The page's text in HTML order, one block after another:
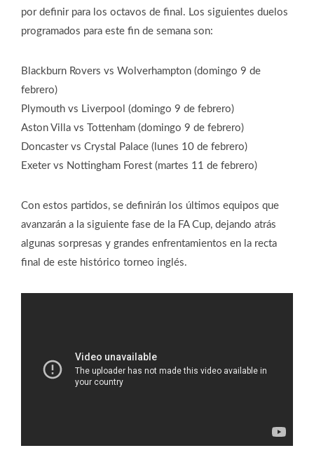
por definir para los octavos de final. Los siguientes duelos
programados para este fin de semana son:
Blackburn Rovers vs Wolverhampton (domingo 9 de
febrero)
Plymouth vs Liverpool (domingo 9 de febrero)
Aston Villa vs Tottenham (domingo 9 de febrero)
Doncaster vs Crystal Palace (lunes 10 de febrero)
Exeter vs Nottingham Forest (martes 11 de febrero)
Con estos partidos, se definirán los últimos equipos que
avanzarán a la siguiente fase de la FA Cup, dejando atrás
algunas sorpresas y grandes enfrentamientos en la recta
final de este histórico torneo inglés.